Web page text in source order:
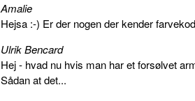
Amalie
Hejsa :-) Er der nogen der kender
Ulrik Bencard
Hej - hvad nu hvis man har et forsølvet
Sådan at det...